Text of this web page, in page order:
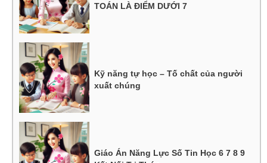
TOÁN LÀ ĐIỂM DƯỚI 7
Kỹ năng tự học – Tố chất của người
xuất chúng
Giáo Án Năng Lực Số Tin Học 6 7 8 9